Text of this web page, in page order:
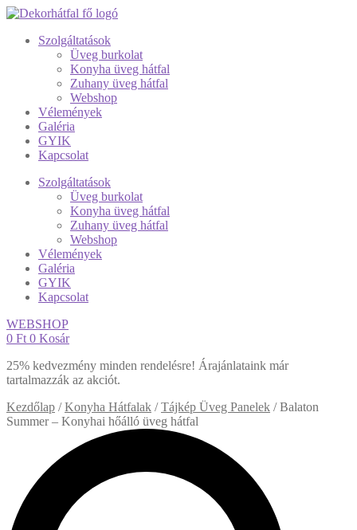
Szolgáltatások
Üveg burkolat
Konyha üveg hátfal
Zuhany üveg hátfal
Webshop
Vélemények
Galéria
GYIK
Kapcsolat
Szolgáltatások
Üveg burkolat
Konyha üveg hátfal
Zuhany üveg hátfal
Webshop
Vélemények
Galéria
GYIK
Kapcsolat
WEBSHOP
0 Ft 0 Kosár
25% kedvezmény minden rendelésre! Árajánlataink már
tartalmazzák az akciót.
Kezdőlap /Konyha Hátfalak /Tájkép Üveg Panelek /Balaton
Summer – Konyhai hőálló üveg hátfal